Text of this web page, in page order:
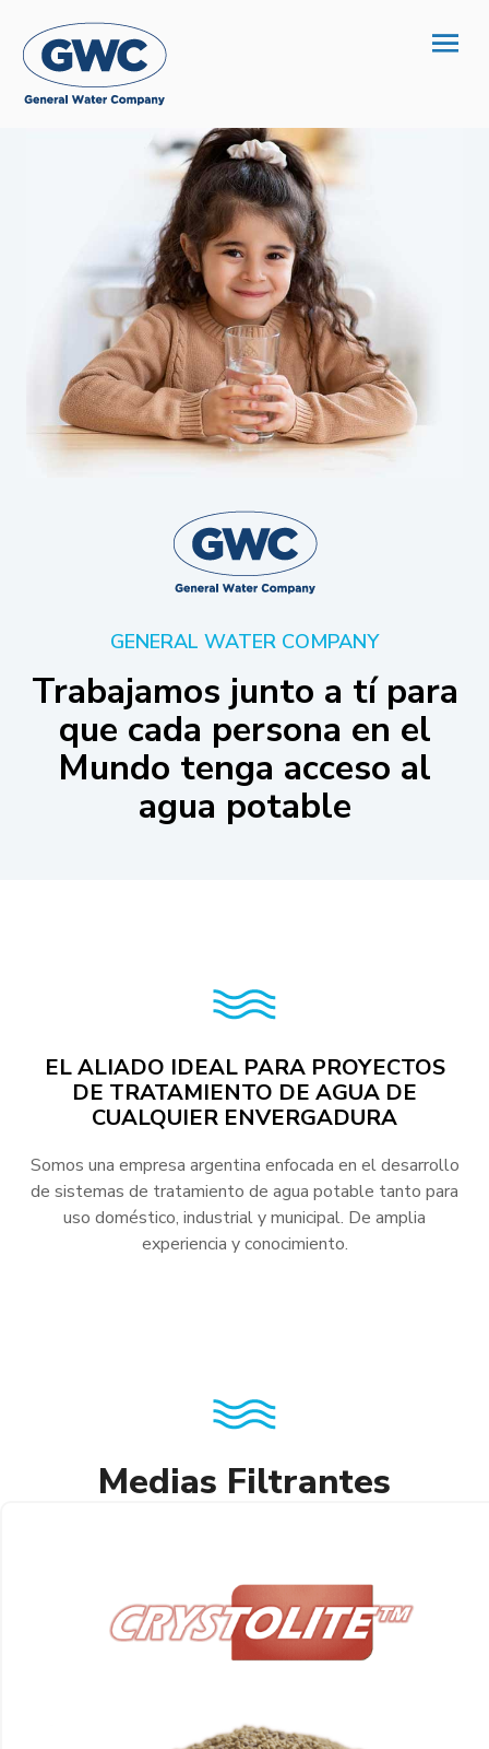
GENERAL WATER COMPANY
Trabajamos junto a tí para
que cada persona en el
Mundo tenga acceso al
agua potable
EL ALIADO IDEAL PARA PROYECTOS
DE TRATAMIENTO DE AGUA DE
CUALQUIER ENVERGADURA
Somos una empresa argentina enfocada en el desarrollo
de sistemas de tratamiento de agua potable tanto para
uso doméstico, industrial y municipal. De amplia
experiencia y conocimiento.
Medias Filtrantes